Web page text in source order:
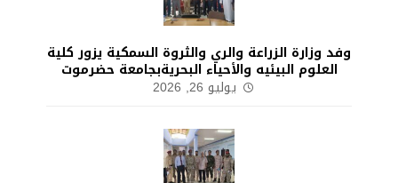
وفد وزارة الزراعة والري والثروة السمكية يزور كلية
العلوم البيئيه والأحياء البحريةبجامعة حضرموت
يوليو 26, 2026